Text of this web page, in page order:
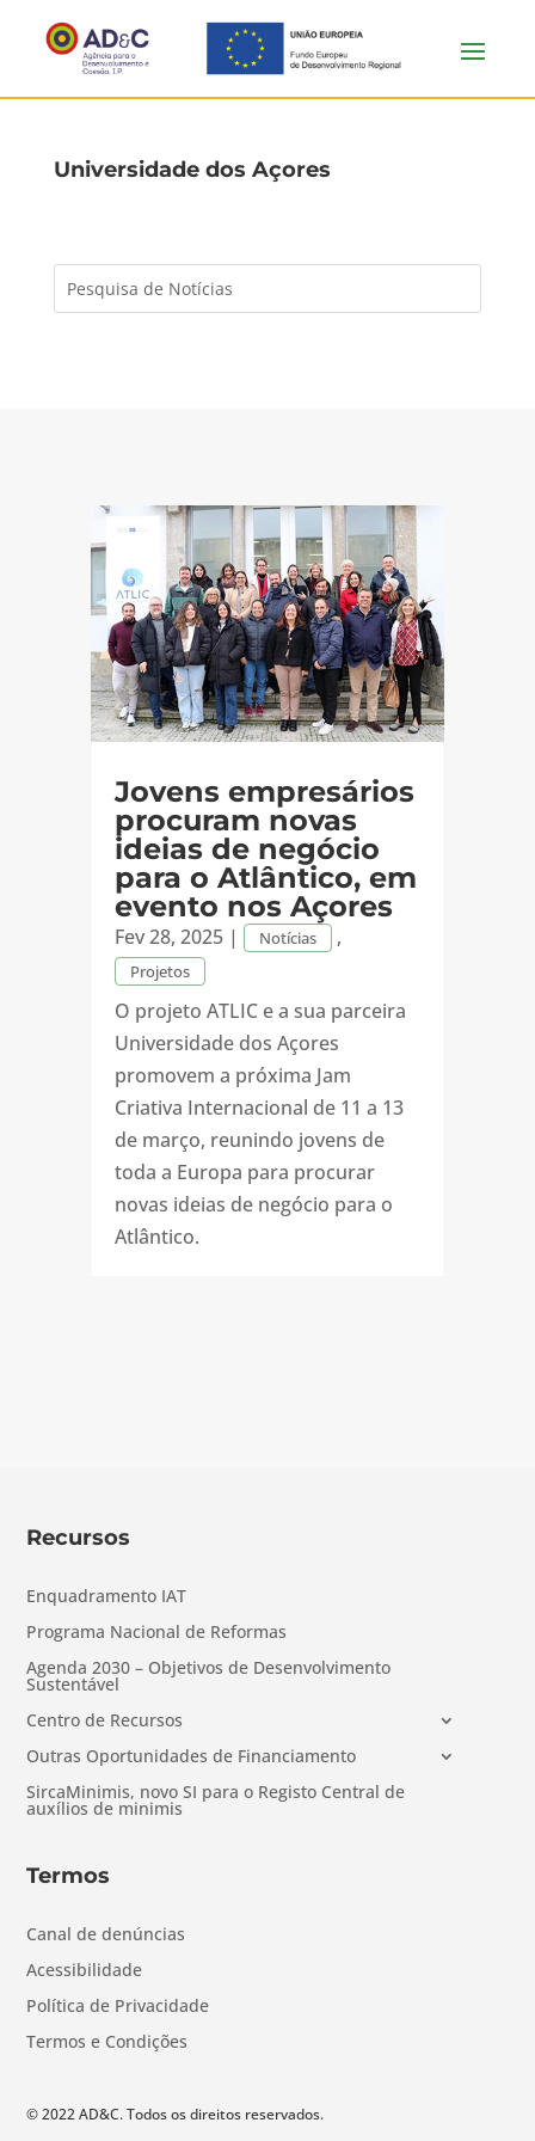
Universidade dos Açores
Jovens empresários
procuram novas
ideias de negócio
para o Atlântico, em
evento nos Açores
Fev 28, 2025| Notícias ,
Projetos
O projeto ATLIC e a sua parceira
Universidade dos Açores
promovem a próxima Jam
Criativa Internacional de 11 a 13
de março, reunindo jovens de
toda a Europa para procurar
novas ideias de negócio para o
Atlântico.
Recursos
Enquadramento IAT
Programa Nacional de Reformas
Agenda 2030 – Objetivos de Desenvolvimento
Sustentável
Centro de Recursos
Outras Oportunidades de Financiamento
SircaMinimis, novo SI para o Registo Central de
auxílios de minimis
Termos
Canal de denúncias
Acessibilidade
Política de Privacidade
Termos e Condições
© 2022 AD&C. Todos os direitos reservados.